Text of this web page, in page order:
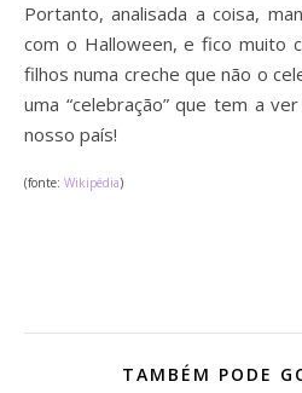
Portanto, analisada a coisa,
com o Halloween, e fico muito
filhos numa creche que não o
uma “celebração” que tem a
nosso país!
(fonte: Wikipédia)
TAMBÉM PODE